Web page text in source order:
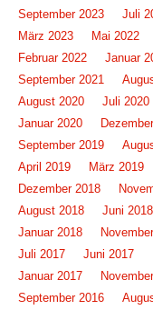
September 2023
Juli
März 2023
Mai 2022
Februar 2022
Januar
September 2021
August 2020
Juli 2020
Januar 2020
September 2019
April 2019
März 2019
Dezember 2018
August 2018
Juni 2018
Januar 2018
Juli 2017
Juni 2017
Januar 2017
September 2016